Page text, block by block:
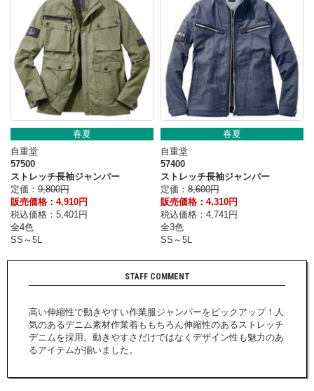
春夏
自重堂
57500
ストレッチ長袖ジャンパー
定価： 9,800円
販売価格：4,910円
税込価格：5,401円
全4色
SS～5L
春夏
自重堂
57400
ストレッチ長袖ジャンパー
定価： 8,600円
販売価格：4,310円
税込価格：4,741円
全3色
SS～5L
高い伸縮性で動きやすい作業服ジャンパーをピックアップ！人
気のあるデニム素材作業着ももちろん伸縮性のあるストレッチ
デニムを採用。動きやすさだけではなくデザイン性も魅力のあ
るアイテムが揃いました。